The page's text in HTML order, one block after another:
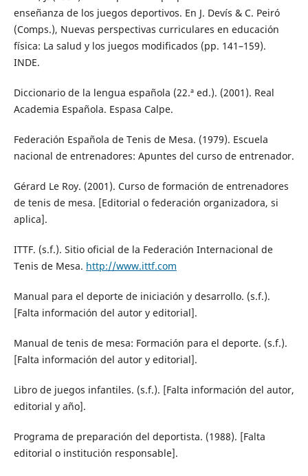
enseñanza de los juegos deportivos. En J. Devís & C. Peiró
(Comps.), Nuevas perspectivas curriculares en educación
física: La salud y los juegos modificados (pp. 141–159).
INDE.
Diccionario de la lengua española (22.ª ed.). (2001). Real
Academia Española. Espasa Calpe.
Federación Española de Tenis de Mesa. (1979). Escuela
nacional de entrenadores: Apuntes del curso de entrenador.
Gérard Le Roy. (2001). Curso de formación de entrenadores
de tenis de mesa. [Editorial o federación organizadora, si
aplica].
ITTF. (s.f.). Sitio oficial de la Federación Internacional de
Tenis de Mesa. http://www.ittf.com
Manual para el deporte de iniciación y desarrollo. (s.f.).
[Falta información del autor y editorial].
Manual de tenis de mesa: Formación para el deporte. (s.f.).
[Falta información del autor y editorial].
Libro de juegos infantiles. (s.f.). [Falta información del autor,
editorial y año].
Programa de preparación del deportista. (1988). [Falta
editorial o institución responsable].